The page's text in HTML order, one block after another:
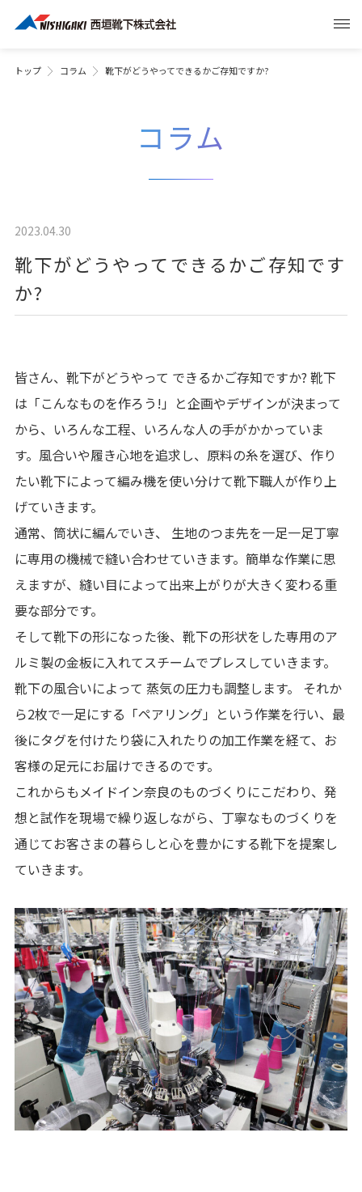
トップ コラム 靴下がどうやってできるかご存知ですか?
コラム
2023.04.30
靴下がどうやってできるかご存知です
か?
皆さん、靴下がどうやって できるかご存知ですか? 靴下
は「こんなものを作ろう!」と企画やデザインが決まって
から、いろんな工程、いろんな人の手がかかっていま
す。風合いや履き心地を追求し、原料の糸を選び、作り
たい靴下によって編み機を使い分けて靴下職人が作り上
げていきます。
通常、筒状に編んでいき、 生地のつま先を一足一足丁寧
に専用の機械で縫い合わせていきます。簡単な作業に思
えますが、縫い目によって出来上がりが大きく変わる重
要な部分です。
そして靴下の形になった後、靴下の形状をした専用のア
ルミ製の金板に入れてスチームでプレスしていきます。
靴下の風合いによって 蒸気の圧力も調整します。 それか
ら2枚で一足にする「ペアリング」という作業を行い、最
後にタグを付けたり袋に入れたりの加工作業を経て、お
客様の足元にお届けできるのです。
これからもメイドイン奈良のものづくりにこだわり、発
想と試作を現場で繰り返しながら、丁寧なものづくりを
通じてお客さまの暮らしと心を豊かにする靴下を提案し
ていきます。